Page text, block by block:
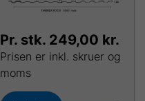
Pr. stk. 249,00 kr.
Prisen er inkl. skruer og
moms